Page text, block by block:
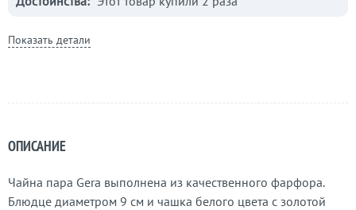
ОПИСАНИЕ
Чайна пара Gera выполнена из качественного фарфора.
Блюдце диаметром 9 см и чашка белого цвета с золотой
Показать детали